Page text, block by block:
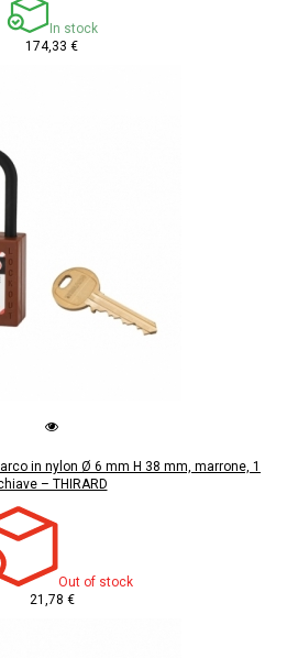
In stock
174,33 €
in nylon Ø 6 mm H 38 mm, marrone, 1
– THIRARD
Out of stock
21,78 €